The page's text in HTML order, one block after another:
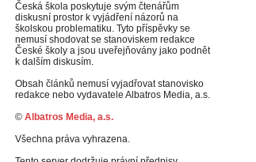
Česká škola poskytuje svým čtenářům
diskusní prostor k vyjádření názorů na
školskou problematiku. Tyto příspěvky se
nemusí shodovat se stanoviskem redakce
České školy a jsou uveřejňovány jako podnět
k dalším diskusím.
Obsah článků nemusí vyjadřovat stanovisko
redakce nebo vydavatele Albatros Media, a.s.
© Albatros Media, a.s.
Všechna práva vyhrazena.